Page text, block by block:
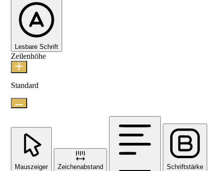
Lesbare Schrift
Zeilenhöhe
Standard
Mauszeiger Zeichenabstand Schriftstärke